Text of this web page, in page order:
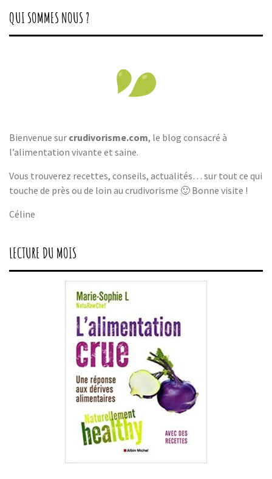
QUI SOMMES NOUS ?
Bienvenue sur crudivorisme.com, le blog consacré à
l’alimentation vivante et saine.
Vous trouverez recettes, conseils, actualités… sur tout ce qui
touche de près ou de loin au crudivorisme 🙂 Bonne visite !
Céline
LECTURE DU MOIS